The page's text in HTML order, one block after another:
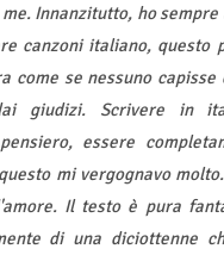
Innanzitutto, ho
canzoni italiano, questo
come se nessuno capisse
giudizi. Scrivere in
essere
mi vergognavo
Il testo è pura
di una diciottenne